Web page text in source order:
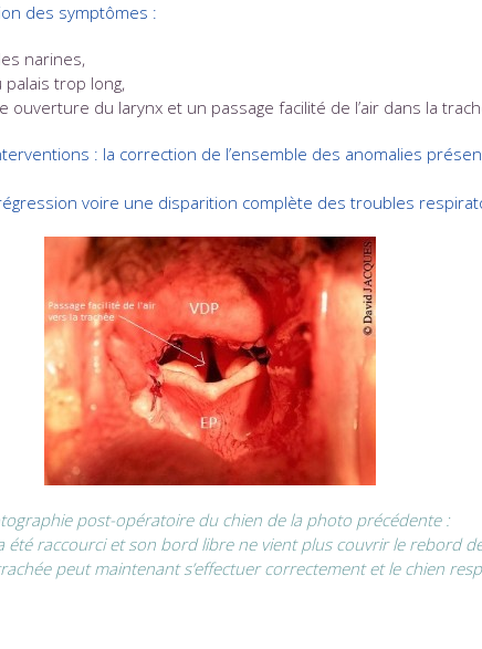
des symptômes :
narines,
trop long,
du larynx et un passage facilité de l’air dans la
: la correction de l’ensemble des anomalies
voire une disparition complète des troubles
post-opératoire du chien de la photo précédente :
été raccourci et son bord libre ne vient plus couvrir le rebord de
peut maintenant s’effectuer correctement et le chien